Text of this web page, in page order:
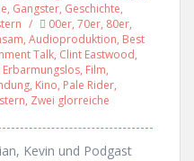
, Gangster, Geschichte,
00er, 70er, 80er,
, Audioproduktion, Best
Talk, Clint Eastwood,
Erbarmungslos, Film,
, Kino, Pale Rider,
, Zwei glorreiche
Kevin und Podgast